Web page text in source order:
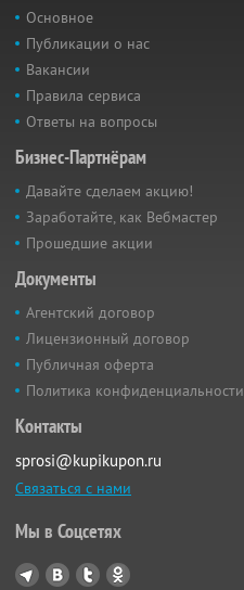
Основное
Публикации о нас
Вакансии
Правила сервиса
Ответы на вопросы
Бизнес-Партнёрам
Давайте сделаем акцию!
Заработайте, как Вебмастер
Прошедшие акции
Документы
Агентский договор
Лицензионный договор
Публичная оферта
Политика конфиденциальности
Контакты
sprosi@kupikupon.ru
Связаться с нами
Мы в Соцсетях